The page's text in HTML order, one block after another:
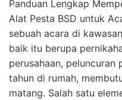
Panduan Lengkap
Alat Pesta BSD untuk
sebuah acara di
baik itu berupa
perusahaan, peluncuran
tahun di rumah,
matang. Salah satu